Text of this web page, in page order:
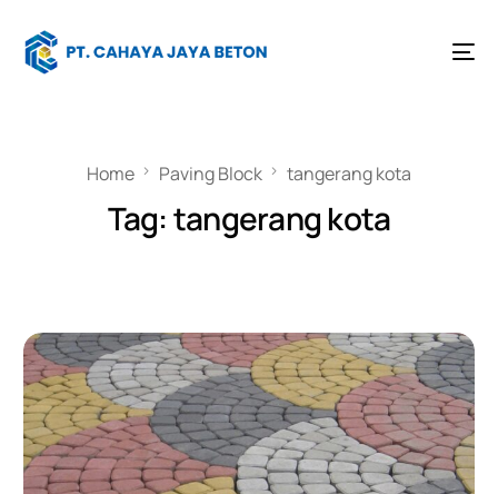
Home Paving Block tangerang kota
Tag:tangerang kota